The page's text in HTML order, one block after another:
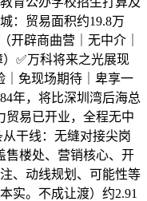
：贸易面积约19.8万
开辟商曲营｜无中介｜
✅万科将来之光展现
｜免现场期待｜卑享一
年，将比深圳湾后海总
贸易已开业，全程无中
干线：无缝对接尖岗
售楼处、营销核心、开
、动线规划、可能性等
实。不成让渡）约2.91